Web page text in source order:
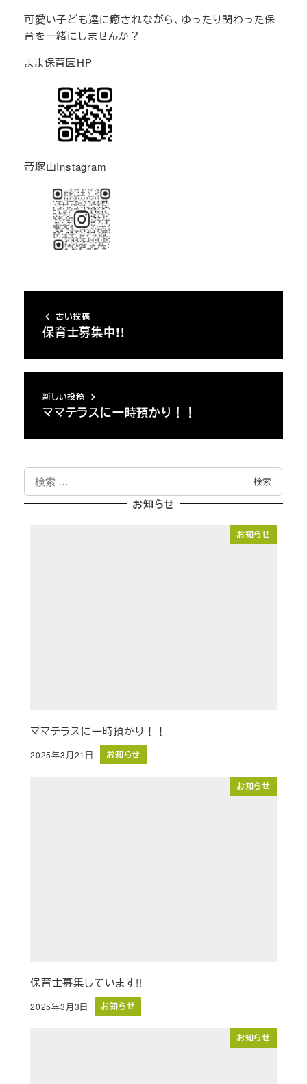
可愛い子ども達に癒されながら、ゆったり関わった保
育を一緒にしませんか？
まま保育園HP
帝塚山Instagram
古い投稿
保育士募集中!!
新しい投稿
ママテラスに一時預かり！！
検
検索
お知らせ
お知らせ
ママテラスに一時預かり！！
投稿日
2025年3月21日 お知らせ
お知らせ
保育士募集しています!!
投稿日
2025年3月3日 お知らせ
お知らせ